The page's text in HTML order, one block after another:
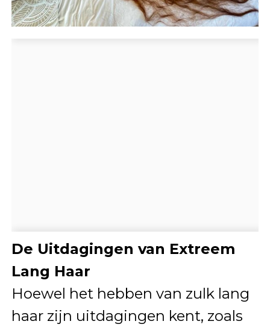
De Uitdagingen van Extreem
Lang Haar
Hoewel het hebben van zulk lang
haar zijn uitdagingen kent, zoals